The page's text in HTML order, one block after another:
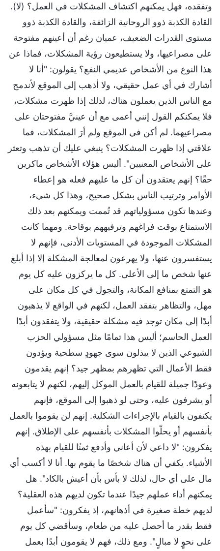
وتفقده، فهل يمكنهم اكتشاف المشكلات في العمل؟ (لا).
القادة الكذبة ذوو الروحانية الزائفة، والقادة الكذبة ذوو
مستوى القدرات الضعيف، عميان رغم أن أعينهم مفتوحة
على مصراعيها، ولا يستطيعون رؤية المشكلات، فماذا عن
هذا النوع من الأشخاص عديمي النفع؟ يقولون: "أنا لا
أشارك في أي عمل حقيقي، ولا أذهب إلى الموقع لأندمج
مع الناس الذين يعملون هناك، لذلك إذا ظهرت مشكلات،
فلا يمكنكم القول إنني أعمى مع أن عينيَّ مفتوحتان على
مصراعيهما. لم أكن في الموقع ولم أرَ المشكلات، فما
علاقتي إذا ظهرت المشكلات؟ ينبغي عليك أن تذهب وتعثر
على الأشخاص المعنيين". أليس هؤلاء الأشخاص ماكرين
حقًا؟ إنهم يعتقدون أن كل ما عليهم فعله هو إعطاء
الأوامر وترتيب الناس بشكل صحيح، وهذا كل شيء،
وعندها تكون مسؤولياتهم قد تُممت ويمكنهم بعد ذلك
الاستمتاع بوقت فراغهم وترفيههم بوقاحة. ومهما كانت
المشكلات الموجودة في المستويات الأدنى، فإنهم لا
يستفسرون عنها، ولا يهرعون لمعالجة المشكلة إلا إذا أبلغ
عنها شخص ما إلى الأعلى. كل ما يركزون عليه كل يوم
هو التمتع بمنافع المكانة، والتجول في كل مكان على
مهل، والتظاهر بتفقد العمل، لكنهم في الواقع لا يذهبون
أبدًا إلى مكان توجد فيه مشكلة حقيقية، ولا يتفقدون أبدًا
العمل الحاسم؛ أليس هذا تمامًا مثل مسؤولي الحزب
الشيوعي الذين لا يبذلون سوى جهودٍ سطحية ويؤدون
فقط الأعمال التي تظهرهم بمظهر جيد؟ إنهم يقدمون
وعودًا جميلة للقيام بالعمل الموكل إليهم، لكنهم لا يتابعونه
أو يشرفون عليه، وحتى لو ذهبوا إلى الموقع، فإنهم
يكتفون بالقيام بالإجراءات الشكلية. إنهم لن يقوموا بالعمل
بأنفسهم أو يحلّوا المشكلات بأنفسهم على الإطلاق. إنهم
يفكرون: "لا داعي لأن أعاني وأدفع ثمنًا للقيام بهذه
الأشياء. يكفي أن هناك شخصًا ما يقوم بها. أنا لا أكسب أي
مال على أي حال، لذلك لا بأس بأن أعيش بالكاد". هل
يمكنهم أداء عملهم جيدًا عندما تكون لديهم هذه العقلية؟
لديهم خطة صغيرة في أذهانهم، إذ يفكرون: "سأعمل
فقط بقدر ما أحصل عليه من طعام، وسأقضي كل يوم
على نحوٍ لا مبالٍ". ومع ذلك، فهم لا يقومون أبدًا بعمل